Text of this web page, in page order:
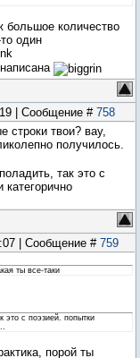
большое количество
один
| Сообщение # 758
строки твои? вау,
получилось.
так это с
| Сообщение #759
ты все-таки
это с поэзией. попытки
порой ты